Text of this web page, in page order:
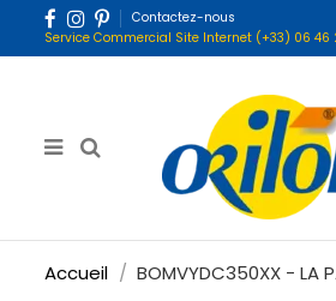
Contactez-nous
Service Commercial Site Internet (+33) 06 46
Accueil BOMVYDC350XX - LA